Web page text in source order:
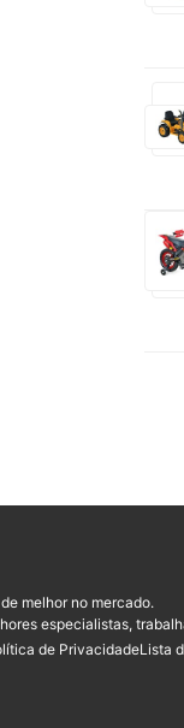
melhor no mercado.
especialistas,
de PrivacidadeLista